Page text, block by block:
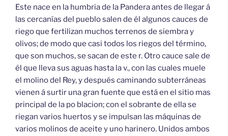
Este nace en la humbria de la Pandera antes de llegar á
las cercanías del pueblo salen de él algunos cauces de
riego que fertilizan muchos terrenos de siembra y
olivos; de modo que casi todos los riegos del término,
que son muchos, se sacan de este r. Otro cauce sale de
él que lleva sus aguas hasta la v., con las cuales muele
el molino del Rey, y después caminando subterráneas
vienen á surtir una gran fuente que está en el sitio mas
principal de la po blacion; con el sobrante de ella se
riegan varios huertos y se impulsan las máquinas de
varios molinos de aceite y uno harinero. Unidos ambos